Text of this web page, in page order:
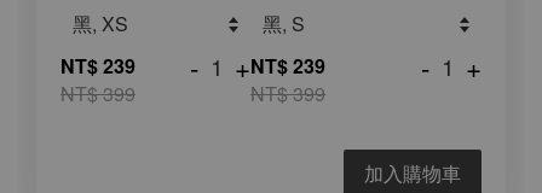
NT$ 239
NT$ 399
- +NT$ 239
NT$ 399
- +
加入購物車